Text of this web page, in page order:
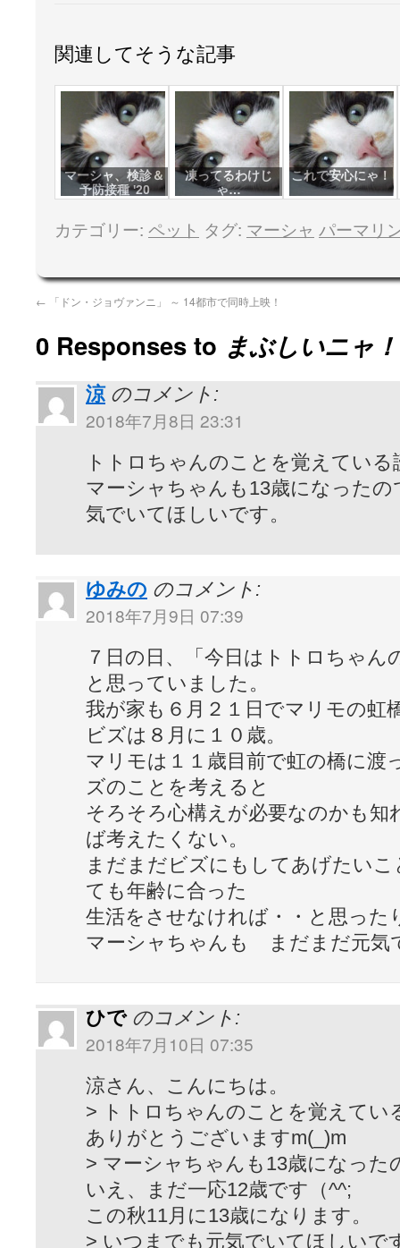
関連してそうな記事
マーシャ、検診＆
予防接種 '20
凍ってるわけじ
ゃ…
これで安心にゃ！
カテゴリー: ペット タグ: マーシャ パーマリ
← 「ドン・ジョヴァンニ」 ～ 14都市で同時上映！
0 Responses to まぶしいニャ！
涼 のコメント:
2018年7月8日 23:31
トトロちゃんのことを覚えている
マーシャちゃんも13歳になった
気でいてほしいです。
ゆみの のコメント:
2018年7月9日 07:39
７日の日、「今日はトトロちゃん
と思っていました。
我が家も６月２１日でマリモの
ビズは８月に１０歳。
マリモは１１歳目前で虹の橋に
ズのことを考えると
そろそろ心構えが必要なのかも
ば考えたくない。
まだまだビズにもしてあげたい
ても年齢に合った
生活をさせなければ・・と思っ
マーシャちゃんも まだまだ元気
ひで のコメント:
2018年7月10日 07:35
涼さん、こんにちは。
> トトロちゃんのことを覚えてい
ありがとうございますm(_)m
> マーシャちゃんも13歳になった
いえ、まだ一応12歳です（^^;
この秋11月に13歳になります。
> いつまでも元気でいてほしいで